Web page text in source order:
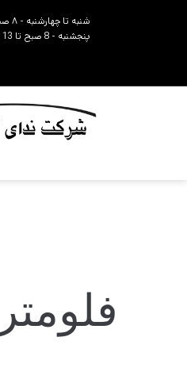
شنبه تا چهارشنبه - ۸ صبح تا 17 عصر
پنجشنبه - 8 صبح تا 13 ظهر